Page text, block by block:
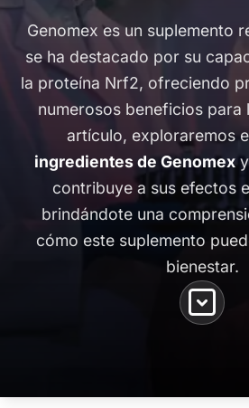
Genomex es un suplemento
se ha destacado por su
la proteína Nrf2, ofreciendo
numerosos beneficios para
artículo, exploraremos
ingredientes de Genomexy
contribuye a sus efectos
brindándote una
cómo este suplemento
bienestar.